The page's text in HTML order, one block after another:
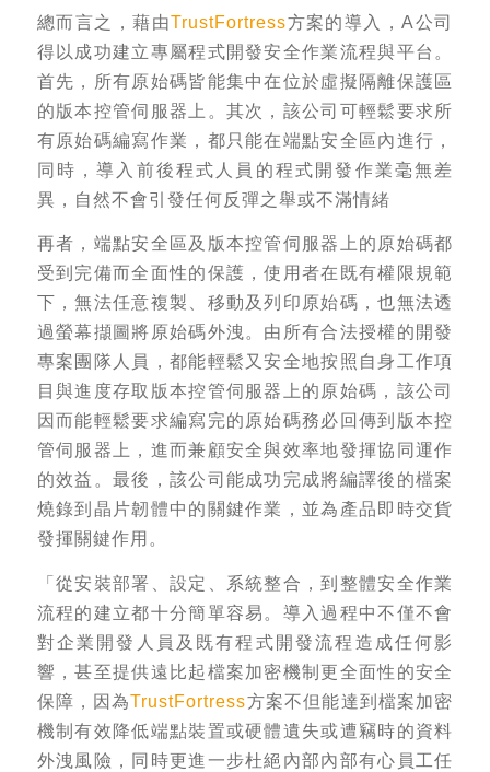
總而言之，藉由TrustFortress方案的導入，A公司
得以成功建立專屬程式開發安全作業流程與平台。
首先，所有原始碼皆能集中在位於虛擬隔離保護區
的版本控管伺服器上。其次，該公司可輕鬆要求所
有原始碼編寫作業，都只能在端點安全區內進行，
同時，導入前後程式人員的程式開發作業毫無差
異，自然不會引發任何反彈之舉或不滿情緒
再者，端點安全區及版本控管伺服器上的原始碼都
受到完備而全面性的保護，使用者在既有權限規範
下，無法任意複製、移動及列印原始碼，也無法透
過螢幕擷圖將原始碼外洩。由所有合法授權的開發
專案團隊人員，都能輕鬆又安全地按照自身工作項
目與進度存取版本控管伺服器上的原始碼，該公司
因而能輕鬆要求編寫完的原始碼務必回傳到版本控
管伺服器上，進而兼顧安全與效率地發揮協同運作
的效益。最後，該公司能成功完成將編譯後的檔案
燒錄到晶片韌體中的關鍵作業，並為產品即時交貨
發揮關鍵作用。
「從安裝部署、設定、系統整合，到整體安全作業
流程的建立都十分簡單容易。導入過程中不僅不會
對企業開發人員及既有程式開發流程造成任何影
響，甚至提供遠比起檔案加密機制更全面性的安全
保障，因為TrustFortress方案不但能達到檔案加密
機制有效降低端點裝置或硬體遺失或遭竊時的資料
外洩風險，同時更進一步杜絕內部內部有心員工任